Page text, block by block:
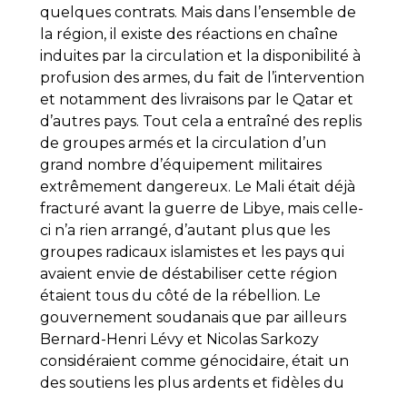
quelques contrats. Mais dans l’ensemble de
la région, il existe des réactions en chaîne
induites par la circulation et la disponibilité à
profusion des armes, du fait de l’intervention
et notamment des livraisons par le Qatar et
d’autres pays. Tout cela a entraîné des replis
de groupes armés et la circulation d’un
grand nombre d’équipement militaires
extrêmement dangereux. Le Mali était déjà
fracturé avant la guerre de Libye, mais celle-
ci n’a rien arrangé, d’autant plus que les
groupes radicaux islamistes et les pays qui
avaient envie de déstabiliser cette région
étaient tous du côté de la rébellion. Le
gouvernement soudanais que par ailleurs
Bernard-Henri Lévy et Nicolas Sarkozy
considéraient comme génocidaire, était un
des soutiens les plus ardents et fidèles du